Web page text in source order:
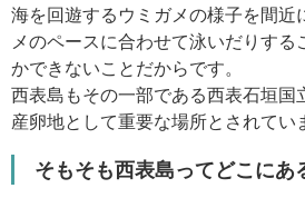
海を回遊するウミガメの様子を間近
メのペースに合わせて泳いだりする
かできないことだからです。
西表島もその一部である西表石垣国
産卵地として重要な場所とされてい
そもそも西表島ってどこにあ